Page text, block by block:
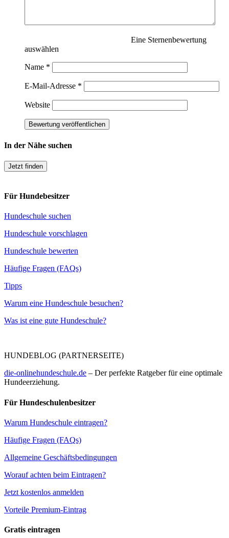
Eine Sternenbewertung
auswählen
Name *
E-Mail-Adresse *
Website
In der Nähe suchen
Jetzt finden
Für Hundebesitzer
Hundeschule suchen
Hundeschule vorschlagen
Hundeschule bewerten
Häufige Fragen (FAQs)
Tipps
Warum eine Hundeschule besuchen?
Was ist eine gute Hundeschule?
HUNDEBLOG (PARTNERSEITE)
die-onlinehundeschule.de – Der perfekte Ratgeber für eine optimale
Hundeerziehung.
Für Hundeschulenbesitzer
Warum Hundeschule eintragen?
Häufige Fragen (FAQs)
Allgemeine Geschäftsbedingungen
Worauf achten beim Eintragen?
Jetzt kostenlos anmelden
Vorteile Premium-Eintrag
Gratis eintragen